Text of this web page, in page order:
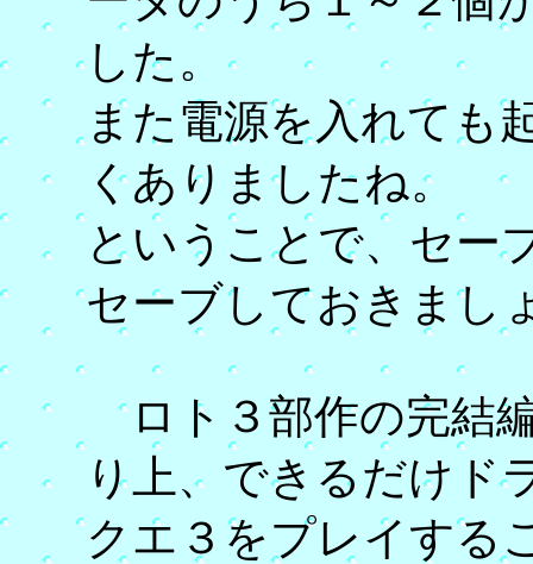
した。
また電源を入れても
くありましたね。
ということで、セー
セーブしておきまし
ロト３部作の完結
り上、できるだけド
クエ３をプレイする